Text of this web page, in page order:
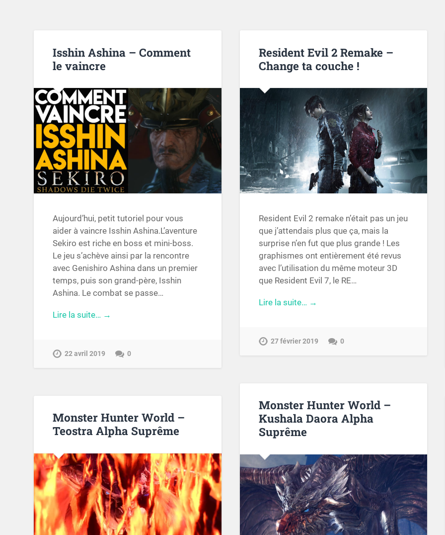
Isshin Ashina – Comment
le vaincre
Aujourd’hui, petit tutoriel pour vous
aider à vaincre Isshin Ashina.L’aventure
Sekiro est riche en boss et mini-boss.
Le jeu s’achève ainsi par la rencontre
avec Genishiro Ashina dans un premier
temps, puis son grand-père, Isshin
Ashina. Le combat se passe…
Lire la suite… →
22 avril 2019 0
Resident Evil 2 Remake –
Change ta couche !
Resident Evil 2 remake n’était pas un jeu
que j’attendais plus que ça, mais la
surprise n’en fut que plus grande ! Les
graphismes ont entièrement été revus
avec l’utilisation du même moteur 3D
que Resident Evil 7, le RE…
Lire la suite… →
27 février 2019 0
Monster Hunter World –
Kushala Daora Alpha
Suprême
Monster Hunter World –
Teostra Alpha Suprême